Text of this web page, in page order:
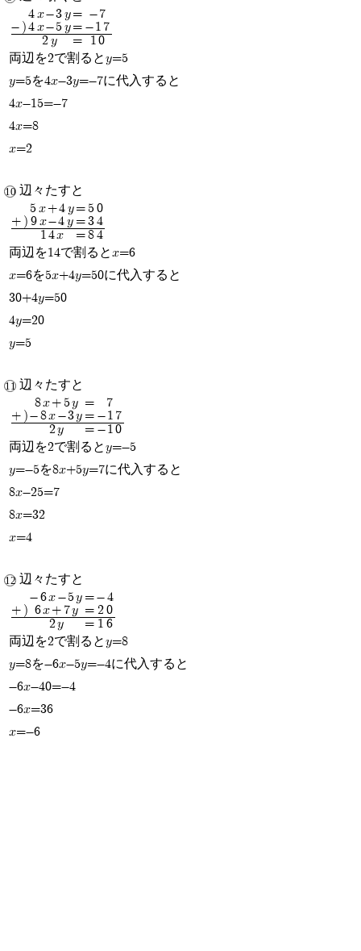
4x-3y =
-7
-)4x-5y = -17
2y
=
10
両辺を2で割るとy=5
y=5を4x-3y=-7に代入すると
4x-15=-7
4x=8
x=2
辺々たすと
5x+4y = 50
+) 9x-4y = 34
14x
= 84
両辺を14で割るとx=6
x=6を5x+4y=50に代入すると
30+4y=50
4y=20
y=5
辺々たすと
8x+5y
=
7
+)-8x-3y = -17
2y
= -10
両辺を2で割るとy=-5
y=-5を8x+5y=7に代入すると
8x-25=7
8x=32
x=4
辺々たすと
-6x-5y = -4
+)
6x+7y = 20
2y
= 16
両辺を2で割るとy=8
y=8を-6x-5y=-4に代入すると
-6x-40=-4
-6x=36
x=-6